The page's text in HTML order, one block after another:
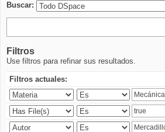
Buscar:
Filtros
Use filtros para refinar sus resultados.
Filtros actuales: